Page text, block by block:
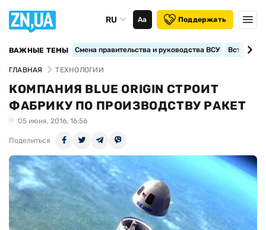
RU Аа Поддержать
ВАЖНЫЕ ТЕМЫ Смена правительства и руководства ВСУ
ГЛАВНАЯ ТЕХНОЛОГИИ
КОМПАНИЯ BLUE ORIGIN СТРОИТ
ФАБРИКУ ПО ПРОИЗВОДСТВУ РАКЕТ
05 июня, 2016, 16:56
Поделиться